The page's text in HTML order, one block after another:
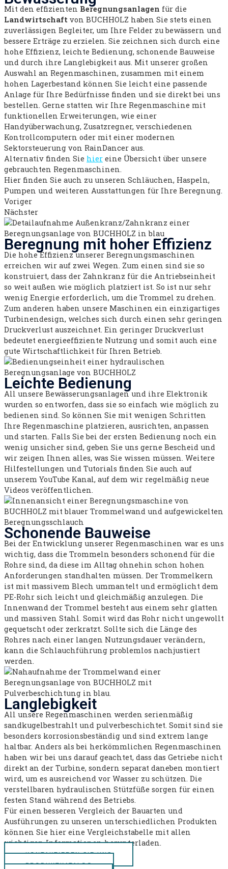
Mit den effizienten Beregnungsanlagen für die
Landwirtschaft von BUCHHOLZ haben Sie stets einen
zuverlässigen Begleiter, um Ihre Felder zu bewässern und
bessere Erträge zu erzielen. Sie zeichnen sich durch eine
hohe Effizienz, leichte Bedienung, schonende Bauweise
und durch ihre Langlebigkeit aus. Mit unserer großen
Auswahl an Regenmaschinen, zusammen mit einem
hohen Lagerbestand können Sie leicht eine passende
Anlage für Ihre Bedürfnisse finden und sie direkt bei uns
bestellen. Gerne statten wir Ihre Regenmaschine mit
funktionellen Erweiterungen, wie einer
Handyüberwachung, Zusatzregner, verschiedenen
Kontrollcomputern oder mit einer modernen
Sektorsteuerung von RainDancer aus.
Alternativ finden Sie hier eine Übersicht über unsere
gebrauchten Regenmaschinen.
Hier finden Sie auch zu unseren Schläuchen, Haspeln,
Pumpen und weiteren Ausstattungen für Ihre Beregnung.
Voriger
Nächster
Beregnung mit hoher Effizienz​
Die hohe Effizienz unserer Beregnungsmaschinen
erreichen wir auf zwei Wegen. Zum einen sind sie so
konstruiert, dass der Zahnkranz für die Antriebseinheit
so weit außen wie möglich platziert ist. So ist nur sehr
wenig Energie erforderlich, um die Trommel zu drehen.
Zum anderen haben unsere Maschinen ein einzigartiges
Turbinendesign, welches sich durch einen sehr geringen
Druckverlust auszeichnet. Ein geringer Druckverlust
bedeutet energieeffiziente Nutzung und somit auch eine
gute Wirtschaftlichkeit für Ihren Betrieb.
Leichte Bedienung
All unsere Bewässerungsanlagen und ihre Elektronik
wurden so entworfen, dass sie so einfach wie möglich zu
bedienen sind. So können Sie mit wenigen Schritten
Ihre Regenmaschine platzieren, ausrichten, anpassen
und starten. Falls Sie bei der ersten Bedienung noch ein
wenig unsicher sind, geben Sie uns gerne Bescheid und
wir zeigen Ihnen alles, was Sie wissen müssen. Weitere
Hilfestellungen und Tutorials finden Sie auch auf
unserem YouTube Kanal, auf dem wir regelmäßig neue
Videos veröffentlichen.
Schonende Bauweise
Bei der Entwicklung unserer Regenmaschinen war es uns
wichtig, dass die Trommeln besonders schonend für die
Rohre sind, da diese im Alltag ohnehin schon hohen
Anforderungen standhalten müssen. Der Trommelkern
ist mit massivem Blech ummantelt und ermöglicht dem
PE-Rohr sich leicht und gleichmäßig anzulegen. Die
Innenwand der Trommel besteht aus einem sehr glatten
und massiven Stahl. Somit wird das Rohr nicht ungewollt
gequetscht oder zerkratzt. Sollte sich die Länge des
Rohres nach einer langen Nutzungsdauer verändern,
kann die Schlauchführung problemlos nachjustiert
werden.
Langlebigkeit
All unsere Regenmaschinen werden serienmäßig
sandkugelbestrahlt und pulverbeschichtet. Somit sind sie
besonders korrosionsbeständig und sind extrem lange
haltbar. Anders als bei herkömmlichen Regenmaschinen
haben wir bei uns darauf geachtet, dass das Getriebe nicht
direkt an der Turbine, sondern separat daneben montiert
wird, um es ausreichend vor Wasser zu schützen. Die
verstellbaren hydraulischen Stützfüße sorgen für einen
festen Stand während des Betriebs.
Für einen besseren Vergleich der Bauarten und
Ausführungen zu unseren unterschiedlichen Produkten
können Sie hier eine Vergleichstabelle mit allen
wichtigen Informationen herunterladen.
KONTAKTIEREN SIE UNS
PRODUKTKATALOG